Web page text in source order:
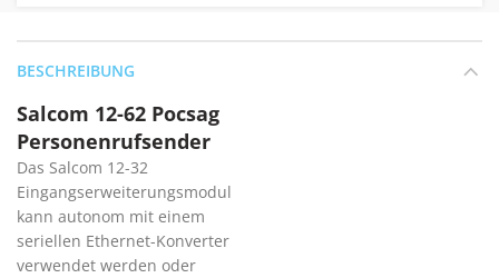
BESCHREIBUNG
Salcom 12-62 Pocsag
Personenrufsender
Das Salcom 12-32
Eingangserweiterungsmodul
kann autonom mit einem
seriellen Ethernet-Konverter
verwendet werden oder